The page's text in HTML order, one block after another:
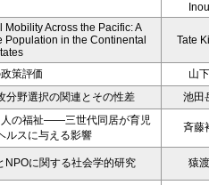
Across the Pacific: A
Population in the Continental
Tate
策評価
山
分野選択の関連とその性差
池田
人の福祉――三世代同居が育児
ルスに与える影響
斉藤
NPOに関する社会学的研究 猿